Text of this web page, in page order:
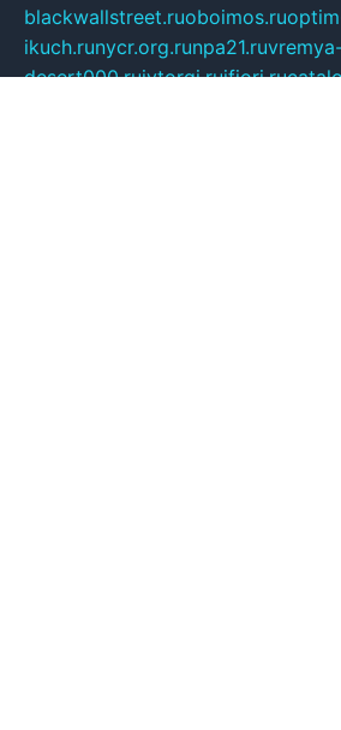
blackwallstreet.ruoboimos.ru
ikuch.runycr.org.runpa21.ru
desert000.ruivtorgi.ruifiori.ru